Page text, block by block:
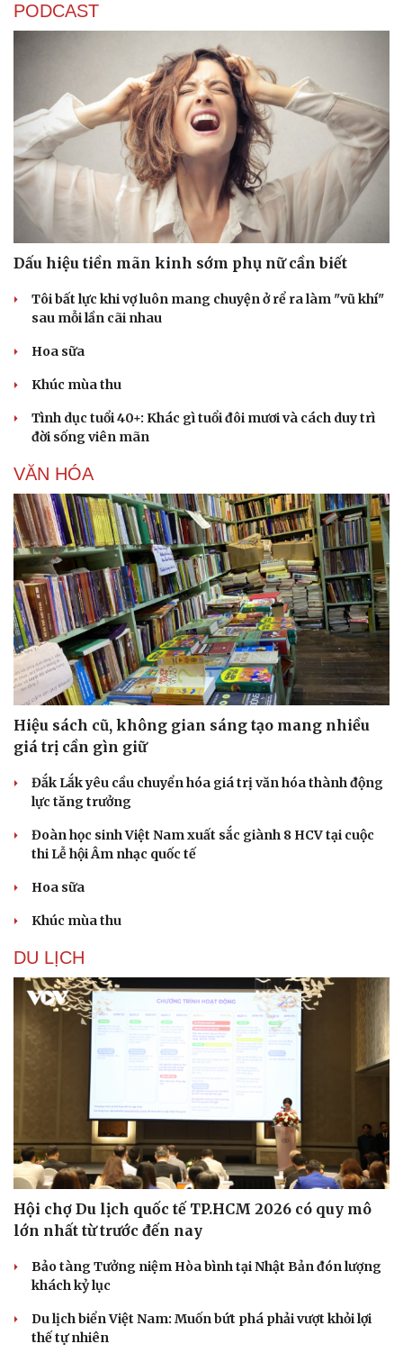
Sức khỏe
Dinh dưỡng - món ngon
Cây thuốc
Sản phụ khoa
Nhi khoa
Nam khoa
Làm đẹp - giảm cân
Phòng mạch online
Ăn sạch sống khỏe
Đời sống
Nhà đẹp
Blog
Tình yêu - Gia đình
PODCAST
Dấu hiệu tiền mãn kinh sớm phụ nữ cần biết
Tôi bất lực khi vợ luôn mang chuyện ở rể ra làm "vũ khí"
sau mỗi lần cãi nhau
Hoa sữa
Khúc mùa thu
Tình dục tuổi 40+: Khác gì tuổi đôi mươi và cách duy trì
đời sống viên mãn
VĂN HÓA
Hiệu sách cũ, không gian sáng tạo mang nhiều
giá trị cần gìn giữ
Đắk Lắk yêu cầu chuyển hóa giá trị văn hóa thành động
lực tăng trưởng
Đoàn học sinh Việt Nam xuất sắc giành 8 HCV tại cuộc
thi Lễ hội Âm nhạc quốc tế
Hoa sữa
Khúc mùa thu
DU LỊCH
Hội chợ Du lịch quốc tế TP.HCM 2026 có quy mô
lớn nhất từ trước đến nay
Bảo tàng Tưởng niệm Hòa bình tại Nhật Bản đón lượng
khách kỷ lục
Du lịch biển Việt Nam: Muốn bứt phá phải vượt khỏi lợi
thế tự nhiên